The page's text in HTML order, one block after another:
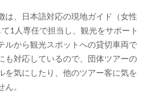
は、日本語対応の現地ガイド（女性
1人専任で担当し、観光をサポート
ルから観光スポットへの貸切車両で
も対応しているので、団体ツアーの
を気にしたり、他のツアー客に気を
。